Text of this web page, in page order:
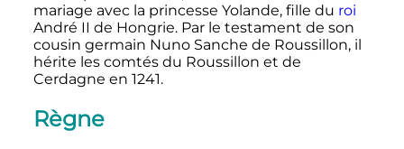
mariage avec la princesse Yolande, fille du roi
André II de Hongrie. Par le testament de son
cousin germain Nuno Sanche de Roussillon, il
hérite les comtés du Roussillon et de
Cerdagne en 1241.
Règne